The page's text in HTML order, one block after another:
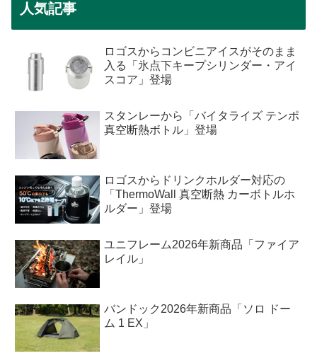
人気記事
ロゴスからコンビニアイスがそのまま
入る「氷点下キープシリンダー・アイ
スコア」登場
スタンレーから「バイタライズ テンポ
真空断熱ボトル」登場
ロゴスからドリンクホルダー対応の
「ThermoWall 真空断熱 カーボトルホ
ルダー」登場
ユニフレーム2026年新商品「ファイア
レイル」
バンドック2026年新商品「ソロ ドー
ム 1 EX」